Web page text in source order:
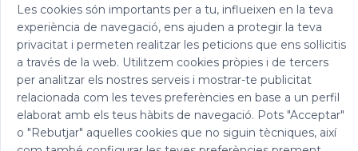
Les cookies són importants per a tu, influeixen en la teva
experiència de navegació, ens ajuden a protegir la teva
privacitat i permeten realitzar les peticions que ens sol·licitis
a través de la web. Utilitzem cookies pròpies i de tercers
per analitzar els nostres serveis i mostrar-te publicitat
relacionada com les teves preferències en base a un perfil
elaborat amb els teus hàbits de navegació. Pots "Acceptar"
o "Rebutjar" aquelles cookies que no siguin tècniques, així